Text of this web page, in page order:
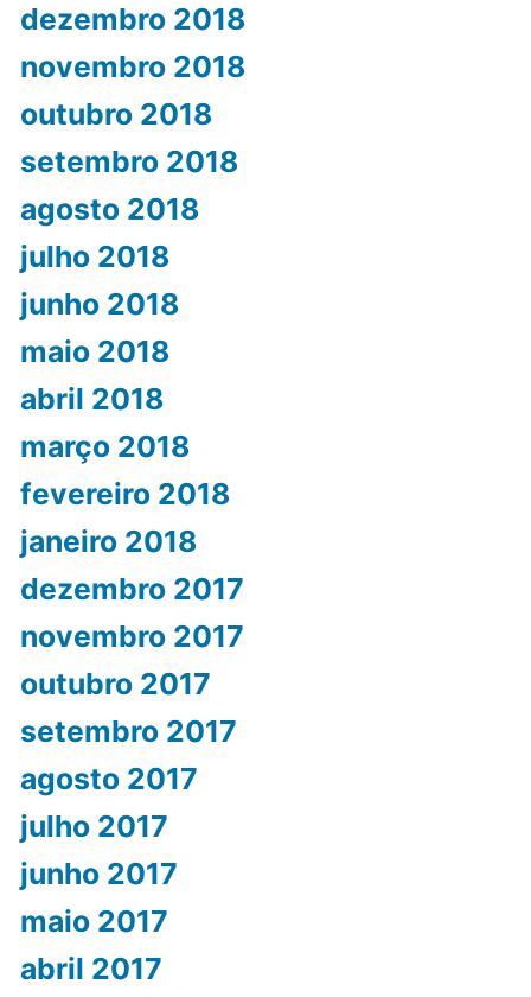
dezembro 2018
novembro 2018
outubro 2018
setembro 2018
agosto 2018
julho 2018
junho 2018
maio 2018
abril 2018
março 2018
fevereiro 2018
janeiro 2018
dezembro 2017
novembro 2017
outubro 2017
setembro 2017
agosto 2017
julho 2017
junho 2017
maio 2017
abril 2017